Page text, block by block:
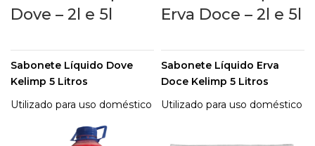
Dove – 2l e 5l
Sabonete Líquido Dove
Kelimp 5 Litros
Utilizado para uso doméstico
escritórios ou
Erva Doce – 2l e 5l
Sabonete Líquido Erva
Doce Kelimp 5 Litros
Utilizado para uso doméstico